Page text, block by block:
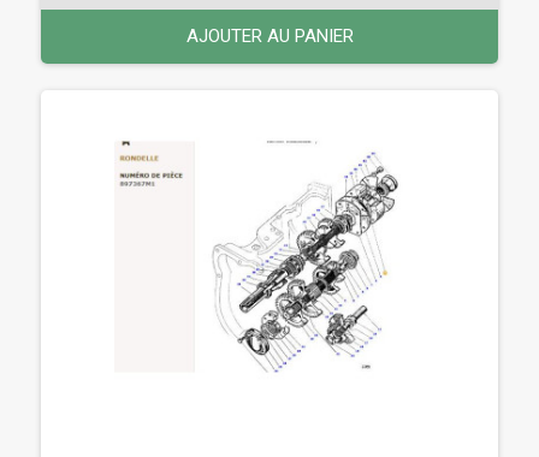
AJOUTER AU PANIER